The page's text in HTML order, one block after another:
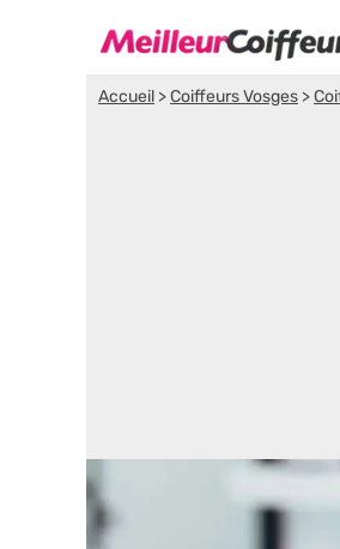
Accueil >Coiffeurs Vosges >